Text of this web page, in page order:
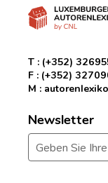
T : (+352)
F : (+352)
M :
Newsletter